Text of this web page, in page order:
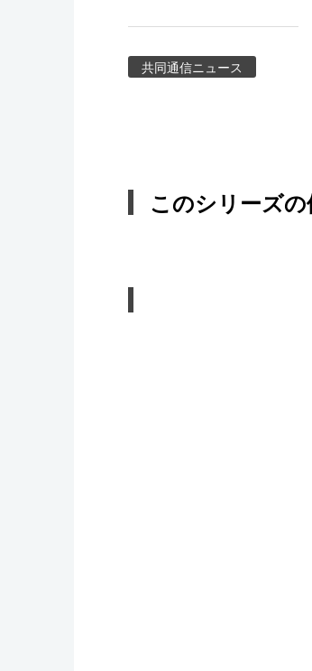
共同通信ニュース
このシリーズ